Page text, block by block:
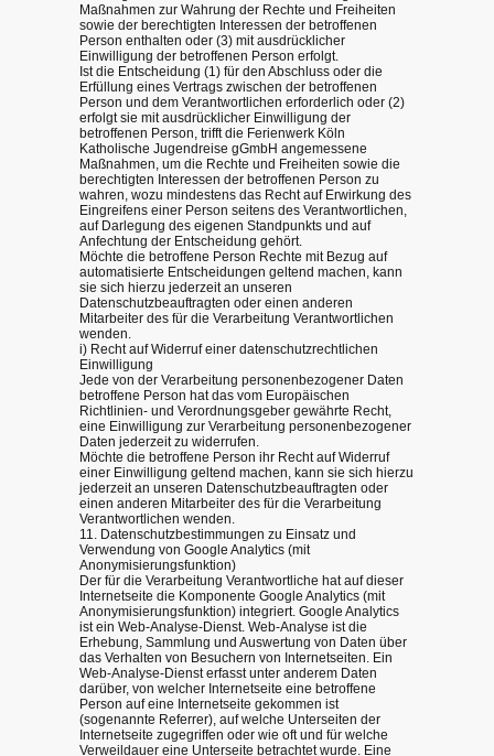
Maßnahmen zur Wahrung der Rechte und Freiheiten
sowie der berechtigten Interessen der betroffenen
Person enthalten oder (3) mit ausdrücklicher
Einwilligung der betroffenen Person erfolgt.
Ist die Entscheidung (1) für den Abschluss oder die
Erfüllung eines Vertrags zwischen der betroffenen
Person und dem Verantwortlichen erforderlich oder (2)
erfolgt sie mit ausdrücklicher Einwilligung der
betroffenen Person, trifft die Ferienwerk Köln
Katholische Jugendreise gGmbH angemessene
Maßnahmen, um die Rechte und Freiheiten sowie die
berechtigten Interessen der betroffenen Person zu
wahren, wozu mindestens das Recht auf Erwirkung des
Eingreifens einer Person seitens des Verantwortlichen,
auf Darlegung des eigenen Standpunkts und auf
Anfechtung der Entscheidung gehört.
Möchte die betroffene Person Rechte mit Bezug auf
automatisierte Entscheidungen geltend machen, kann
sie sich hierzu jederzeit an unseren
Datenschutzbeauftragten oder einen anderen
Mitarbeiter des für die Verarbeitung Verantwortlichen
wenden.
i) Recht auf Widerruf einer datenschutzrechtlichen
Einwilligung
Jede von der Verarbeitung personenbezogener Daten
betroffene Person hat das vom Europäischen
Richtlinien- und Verordnungsgeber gewährte Recht,
eine Einwilligung zur Verarbeitung personenbezogener
Daten jederzeit zu widerrufen.
Möchte die betroffene Person ihr Recht auf Widerruf
einer Einwilligung geltend machen, kann sie sich hierzu
jederzeit an unseren Datenschutzbeauftragten oder
einen anderen Mitarbeiter des für die Verarbeitung
Verantwortlichen wenden.
11. Datenschutzbestimmungen zu Einsatz und
Verwendung von Google Analytics (mit
Anonymisierungsfunktion)
Der für die Verarbeitung Verantwortliche hat auf dieser
Internetseite die Komponente Google Analytics (mit
Anonymisierungsfunktion) integriert. Google Analytics
ist ein Web-Analyse-Dienst. Web-Analyse ist die
Erhebung, Sammlung und Auswertung von Daten über
das Verhalten von Besuchern von Internetseiten. Ein
Web-Analyse-Dienst erfasst unter anderem Daten
darüber, von welcher Internetseite eine betroffene
Person auf eine Internetseite gekommen ist
(sogenannte Referrer), auf welche Unterseiten der
Internetseite zugegriffen oder wie oft und für welche
Verweildauer eine Unterseite betrachtet wurde. Eine